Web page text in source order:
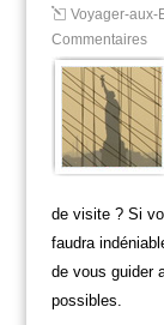
Voyager-aux-
Commentaires
de visite ? Si
faudra
de vous guider
possibles.